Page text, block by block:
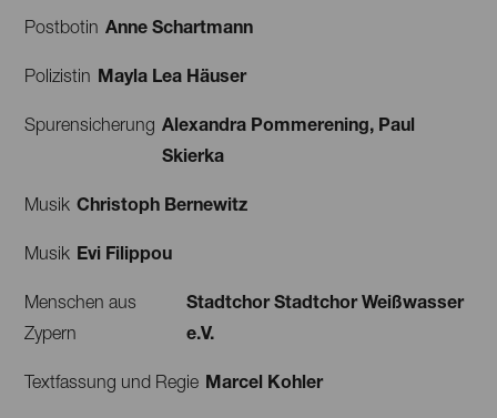
Postbotin Anne Schartmann
Polizistin Mayla Lea Häuser
Spurensicherung Alexandra Pommerening, Paul
Skierka
Musik Christoph Bernewitz
Musik Evi Filippou
Menschen aus
Zypern
Stadtchor Stadtchor Weißwasser
e.V.
Textfassung und Regie Marcel Kohler